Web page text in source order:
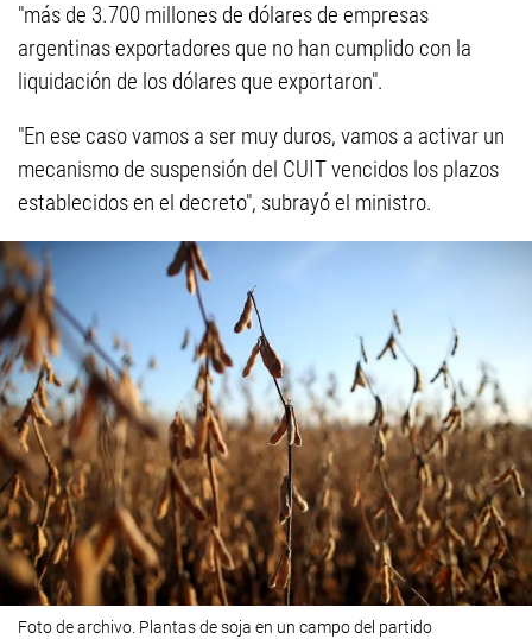
"más de 3.700 millones de dólares de empresas
argentinas exportadores que no han cumplido con la
liquidación de los dólares que exportaron".
"En ese caso vamos a ser muy duros, vamos a activar un
mecanismo de suspensión del CUIT vencidos los plazos
establecidos en el decreto", subrayó el ministro.
Foto de archivo. Plantas de soja en un campo del partido